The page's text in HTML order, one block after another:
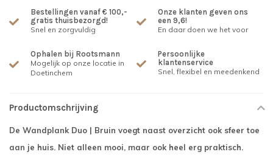
Bestellingen vanaf € 100,-
gratis thuisbezorgd!
Snel en zorgvuldig
Onze klanten geven ons
een 9,6!
En daar doen we het voor
Ophalen bij Rootsmann
Mogelijk op onze locatie in
Doetinchem
Persoonlijke
klantenservice
Snel, flexibel en meedenkend
Productomschrijving
De Wandplank Duo | Bruin voegt naast overzicht ook sfeer toe
aan je huis. Niet alleen mooi, maar ook heel erg praktisch.